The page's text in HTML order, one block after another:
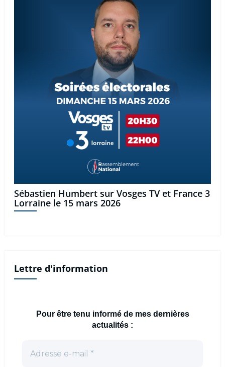
Sébastien Humbert sur Vosges TV et France 3
Lorraine le 15 mars 2026
Lettre d'information
Pour être tenu informé de mes dernières
actualités :